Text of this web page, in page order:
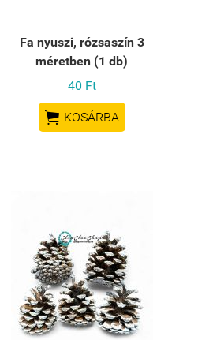
Fa nyuszi, rózsaszín 3
méretben (1 db)
40 Ft
 KOSÁRBA